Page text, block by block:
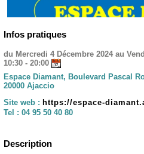
Infos pratiques
du Mercredi 4 Décembre 2024 au
10:30 - 20:00
Espace Diamant, Boulevard Pascal
20000 Ajaccio
Site web : https://espace-
Tel : 04 95 50 40 80
Description